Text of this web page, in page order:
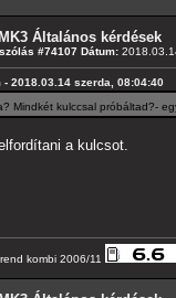
Általános kérdések
#74107 Dátum:
2018.03.14 szerda, 08:04:40
Mindkét kulccsal próbáltad?-
a kulcsot.
kombi 2006/11